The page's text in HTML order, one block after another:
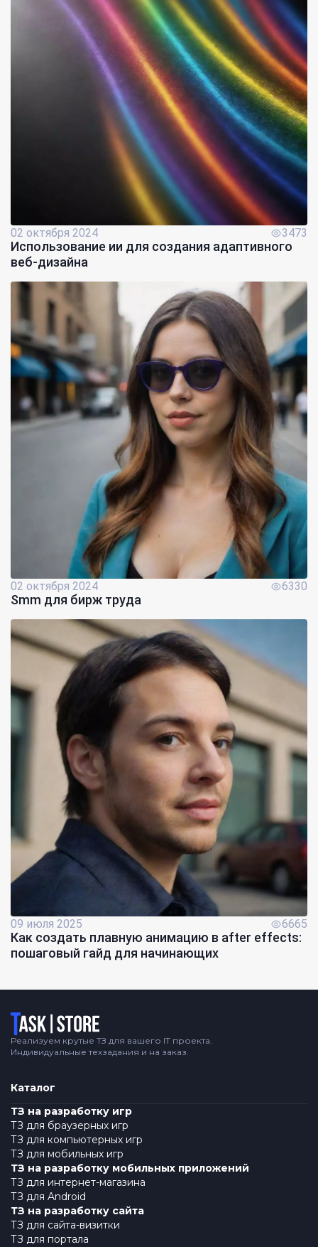
02 октября 2024 3473
Использование ии для создания адаптивного
веб-дизайна
02 октября 2024 6330
Smm для бирж труда
09 июля 2025 6665
Как создать плавную анимацию в after effects:
пошаговый гайд для начинающих
Логотип
Реализуем крутые ТЗ для вашего IT проекта.
Индивидуальные техзадания и на заказ.
Каталог
ТЗ на разработку игр
ТЗ для браузерных игр
ТЗ для компьютерных игр
ТЗ для мобильных игр
ТЗ на разработку мобильных приложений
ТЗ для интернет-магазина
ТЗ для Android
ТЗ на разработку сайта
ТЗ для сайта-визитки
ТЗ для портала